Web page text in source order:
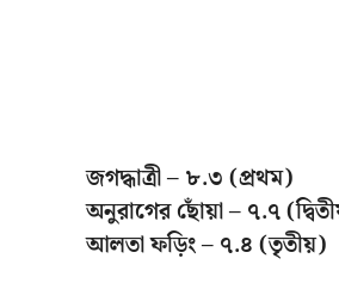
জগদ্ধাত্রী – ৮.৩ (প্রথম)
অনুরাগের ছোঁয়া – ৭.৭
আলতা ফড়িং – ৭.৪ (তৃতীয়)